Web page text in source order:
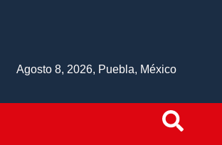
Agosto 8, 2026, Puebla, México